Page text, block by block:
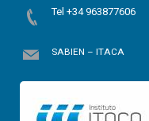
Tel +34 963877606
SABIEN – ITACA